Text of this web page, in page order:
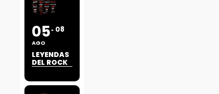
05
AGO
08
LEYENDAS
DEL ROCK